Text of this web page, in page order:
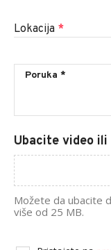
Lokacija *
Ubacite video
Možete da ubacite
više od 25 MB.